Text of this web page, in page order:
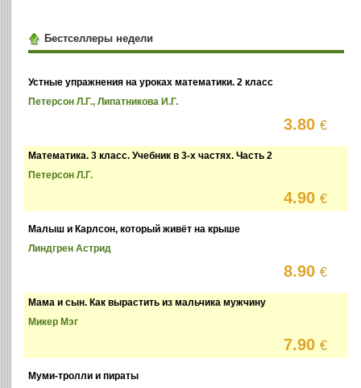
Бестселлеры недели
Устные упражнения на уроках математики. 2 класс
Петерсон Л.Г., Липатникова И.Г.
3.80€
Математика. 3 класс. Учебник в 3-х частях. Часть 2
Петерсон Л.Г.
4.90€
Малыш и Карлсон, который живёт на крыше
Линдгрен Астрид
8.90€
Мама и сын. Как вырастить из мальчика мужчину
Микер Мэг
7.90€
Муми-тролли и пираты